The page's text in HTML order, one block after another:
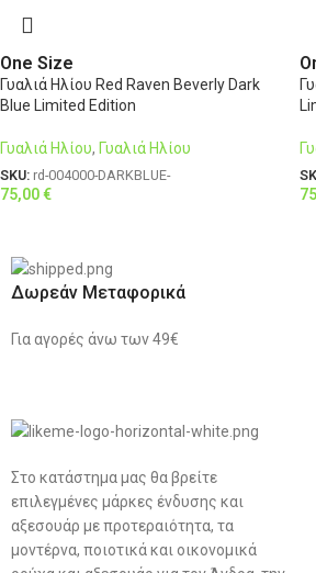
One Size
Γυαλιά Ηλίου Red Raven Beverly Dark
Blue Limited Edition
Γυαλιά Ηλίου, Γυαλιά Ηλίου
SKU: rd-004000-DARKBLUE-
75,00€
Δωρεάν Μεταφορικά
Για αγορές άνω των 49€
Στο κατάστημα μας θα βρείτε
επιλεγμένες μάρκες ένδυσης και
αξεσουάρ με προτεραιότητα, τα
μοντέρνα, ποιοτικά και οικονομικά